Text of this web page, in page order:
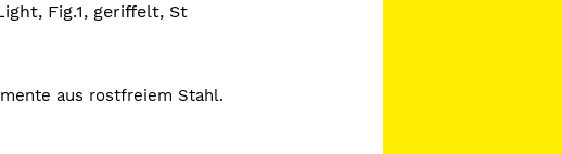
Fig.1, geriffelt, St
aus rostfreiem Stahl.